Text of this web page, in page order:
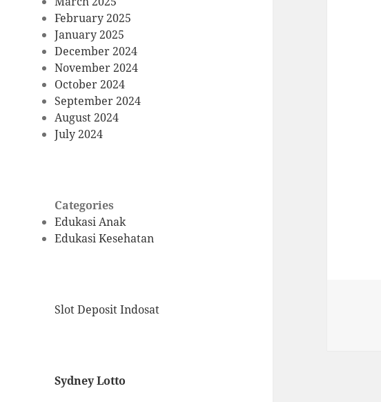
February 2025
January 2025
December 2024
November 2024
October 2024
September 2024
August 2024
July 2024
Categories
Edukasi Anak
Edukasi Kesehatan
Slot Deposit Indosat
Sydney Lotto